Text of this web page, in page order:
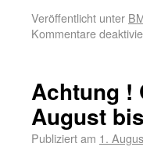
Veröffentlicht unter
Kommentare
Achtung !
August
Publiziert am 1.